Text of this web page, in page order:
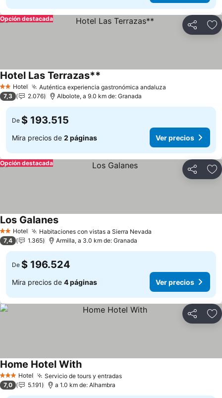
Compartir
Opción destacada
2 Estrellas
Hotel Auténtica experiencia gastronómica andaluza
Hotel Las Terrazas**
7,3 2.076 Albolote, a 9.0 km de: Granada
De $ 193.515
Mira precios de 2 páginas Ver precios
Compartir
Opción destacada
2 Estrellas
Hotel Habitaciones con vistas a Sierra Nevada
Los Galanes
7,4 1.365 Armilla, a 3.0 km de: Granada
De $ 196.524
Mira precios de 4 páginas Ver precios
Compartir
3 Estrellas
Hotel Servicio de tours y entradas
Home Hotel With
7,0 5.191 a 1.0 km de: Alhambra